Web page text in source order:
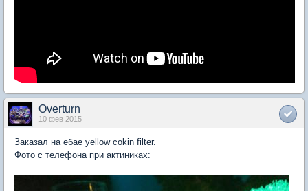
Overturn
10 фев 2015
Заказал на ебае yellow cokin filter.
Фото с телефона при актиниках: